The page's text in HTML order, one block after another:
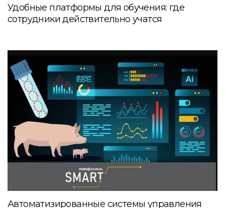
Удобные платформы для обучения: где
сотрудники действительно учатся
Автоматизированные системы управления